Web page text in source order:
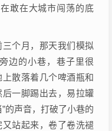
敢在大城市闯荡的底
个月，那天我们模拟
边的小巷，巷子里很
散落着几个啤酒瓶和
一脚踢出去，易拉罐
的声音，打破了小巷的
站起来，卷了卷洗褪